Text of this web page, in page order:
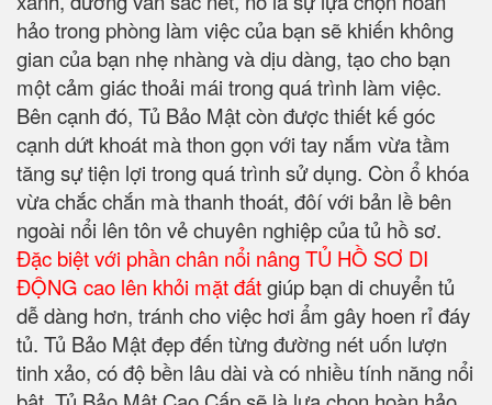
hảo trong phòng làm việc của bạn sẽ khiến không
gian của bạn nhẹ nhàng và dịu dàng, tạo cho bạn
một cảm giác thoải mái trong quá trình làm việc.
Bên cạnh đó, Tủ Bảo Mật còn được thiết kế góc
cạnh dứt khoát mà thon gọn với tay nắm vừa tầm
tăng sự tiện lợi trong quá trình sử dụng. Còn ổ khóa
vừa chắc chắn mà thanh thoát, đôí với bản lề bên
ngoài nổi lên tôn vẻ chuyên nghiệp của tủ hồ sơ.
Đặc biệt với phần chân nổi nâng TỦ HỒ SƠ DI
ĐỘNG cao lên khỏi mặt đấtgiúp bạn di chuyển tủ
dễ dàng hơn, tránh cho việc hơi ẩm gây hoen rỉ đáy
tủ. Tủ Bảo Mật đẹp đến từng đường nét uốn lượn
tinh xảo, có độ bền lâu dài và có nhiều tính năng nổi